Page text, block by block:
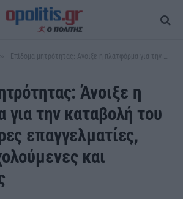
Επίδομα μητρότητας: Άνοιξε η πλατφόρμα για την καταβολή του σε ελεύθερες επαγγελματίες, αυτοαπασχολούμενες και αγρότισσες
Άνοιξε η
την καταβολή του
επαγγελματίες,
και